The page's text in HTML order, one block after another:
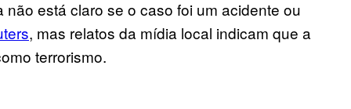
está claro se o caso foi um acidente ou
, mas relatos da mídia local indicam que a
terrorismo.